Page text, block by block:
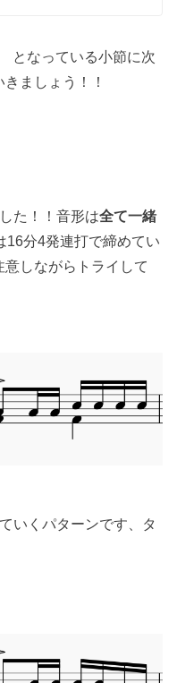
となっている小節に次
ましょう！！
た！！音形は全て一緒
16分4発連打で締めてい
しながらトライして
いくパターンです、タ